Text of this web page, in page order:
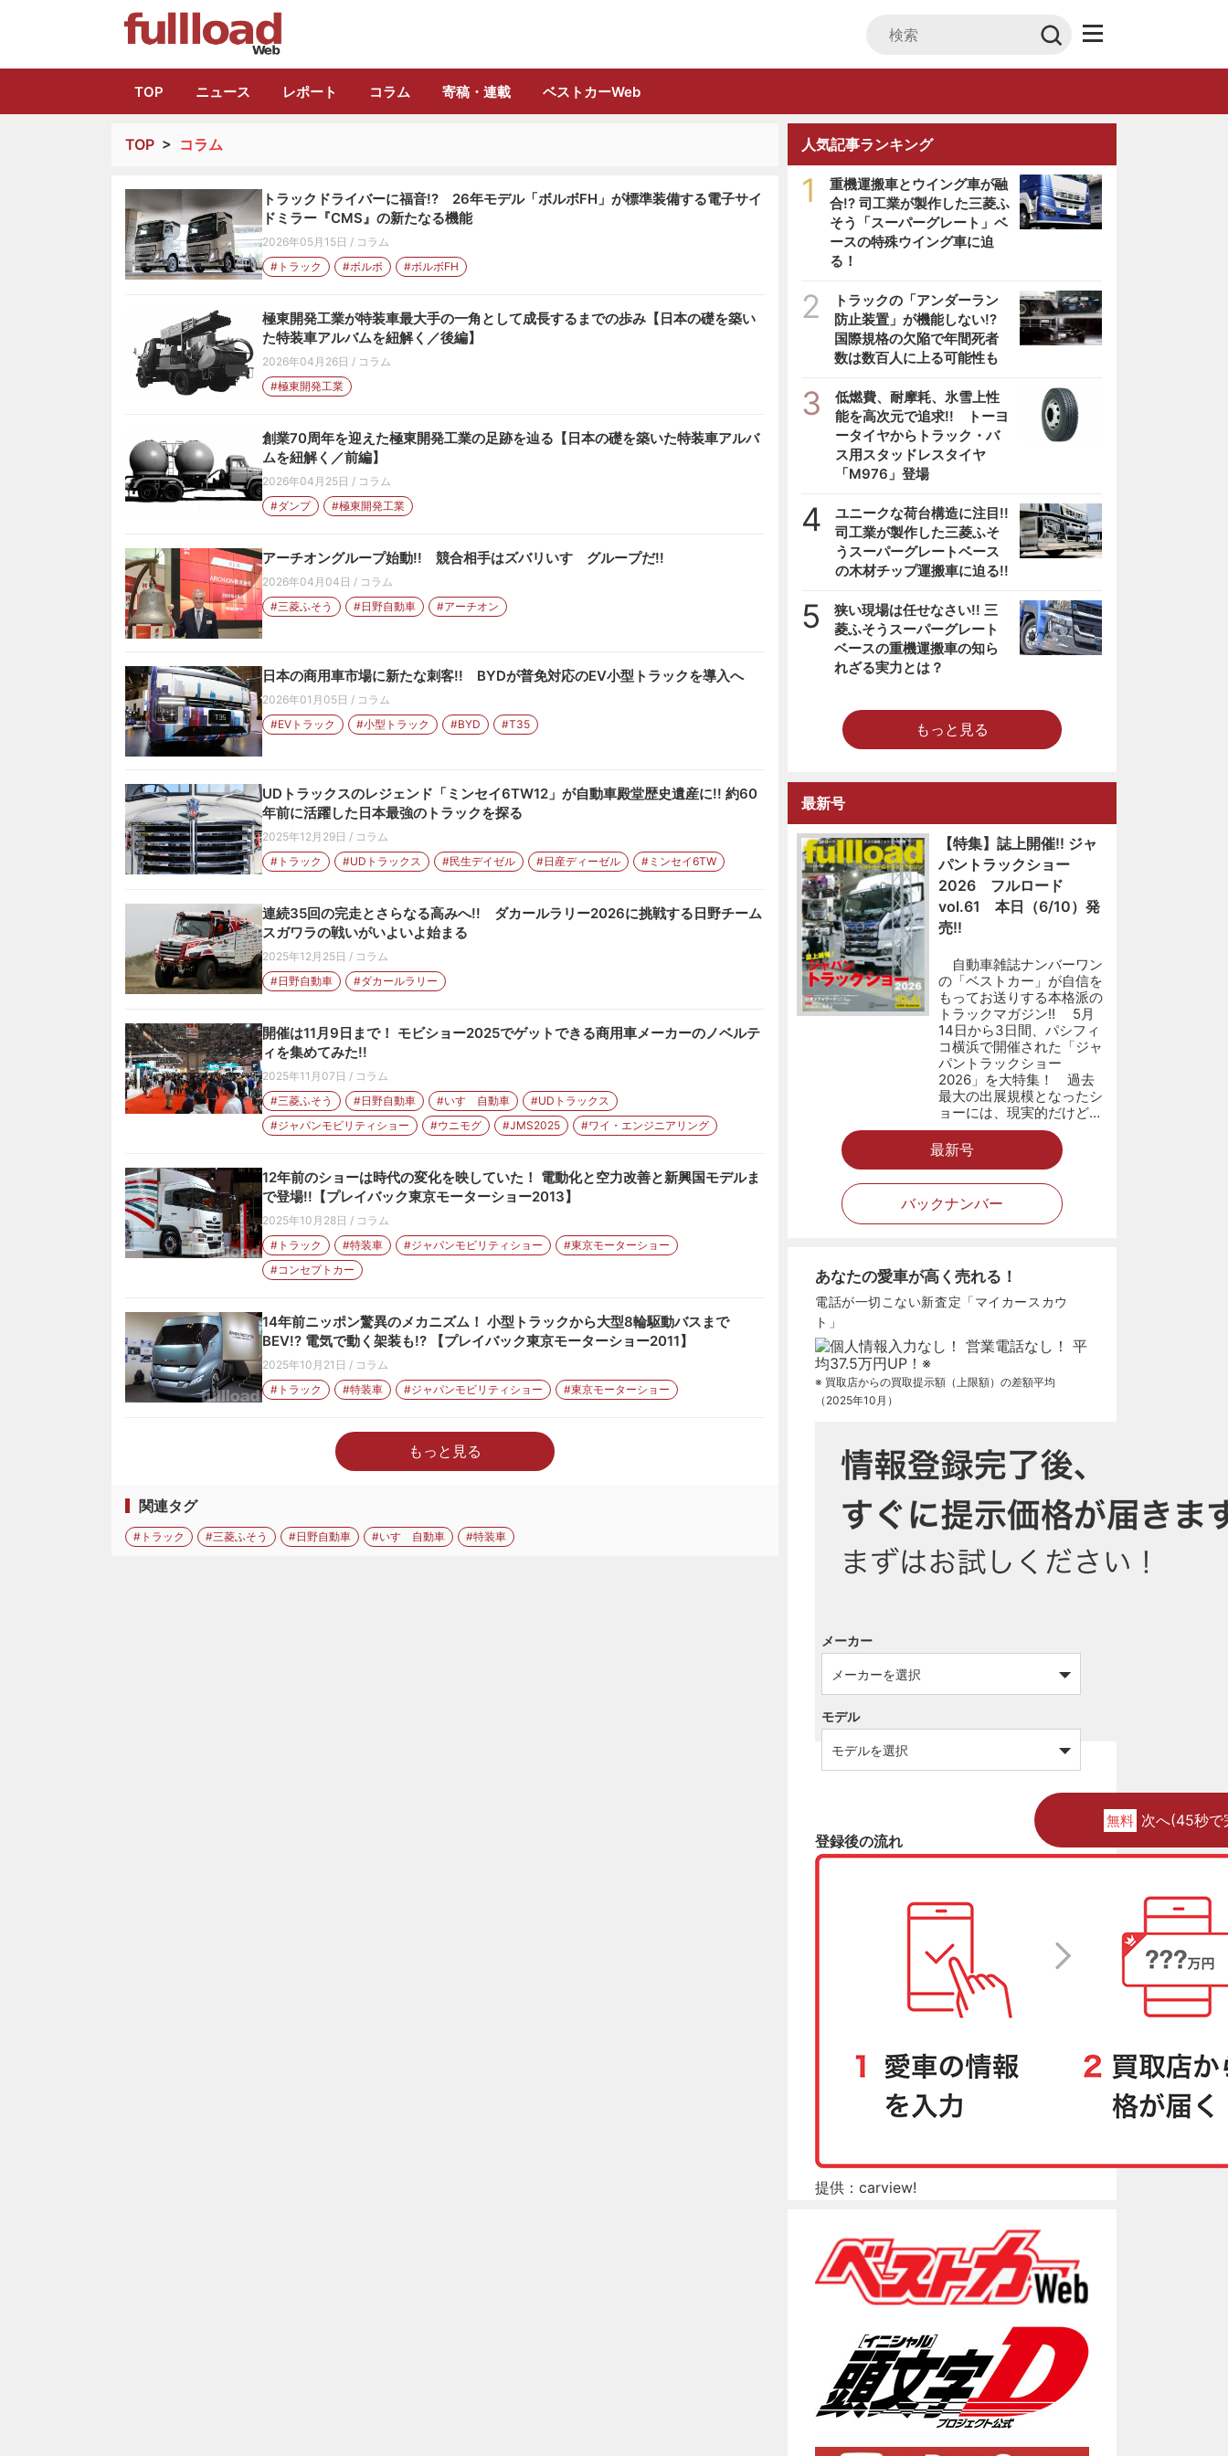
TOP ニュース レポート コラム 寄稿・連載 ベストカーWeb
TOP > コラム
トラックドライバーに福音!? 26年モデル「ボルボFH」が標準装備する電子サイ
ドミラー『CMS』の新たなる機能
2026年05月15日 / コラム
#トラック
#ボルボ #ボルボFH
極東開発工業が特装車最大手の一角として成長するまでの歩み【日本の礎を築い
た特装車アルバムを紐解く／後編】
2026年04月26日 / コラム
#極東開発工業
創業70周年を迎えた極東開発工業の足跡を辿る【日本の礎を築いた特装車アルバ
ムを紐解く／前編】
2026年04月25日 / コラム
#ダンプ
#極東開発工業
アーチオングループ始動!! 競合相手はズバリいすゞグループだ!!
2026年04月04日 / コラム
#三菱ふそう
#日野自動車 #アーチオン
日本の商用車市場に新たな刺客!! BYDが普免対応のEV小型トラックを導入へ
2026年01月05日 / コラム
#EVトラック
#小型トラック #BYD #T35
UDトラックスのレジェンド「ミンセイ6TW12」が自動車殿堂歴史遺産に!! 約60
年前に活躍した日本最強のトラックを探る
2025年12月29日 / コラム
#トラック
#UDトラックス #民生デイゼル #日産ディーゼル #ミンセイ6TW
連続35回の完走とさらなる高みへ!! ダカールラリー2026に挑戦する日野チーム
スガワラの戦いがいよいよ始まる
2025年12月25日 / コラム
#日野自動車
#ダカールラリー
開催は11月9日まで！ モビショー2025でゲットできる商用車メーカーのノベルテ
ィを集めてみた!!
2025年11月07日 / コラム
#三菱ふそう
#日野自動車 #いすゞ自動車
#UDトラックス
#ジャパンモビリティショー
#ウニモグ #JMS2025 #ワイ・エンジニアリング
12年前のショーは時代の変化を映していた！ 電動化と空力改善と新興国モデルま
で登場!!【プレイバック東京モーターショー2013】
2025年10月28日 / コラム
#トラック
#特装車 #ジャパンモビリティショー
#東京モーターショー
#コンセプトカー
14年前ニッポン驚異のメカニズム！ 小型トラックから大型8輪駆動バスまで
BEV!? 電気で動く架装も!? 【プレイバック東京モーターショー2011】
2025年10月21日 / コラム
#トラック
#特装車 #ジャパンモビリティショー #東京モーターショー
もっと見る
関連タグ
#トラック #三菱ふそう #日野自動車 #いすゞ自動車 #特装車
人気記事ランキング
1
重機運搬車とウイング車が融
合!? 司工業が製作した三菱ふ
そう「スーパーグレート」ベ
ースの特殊ウイング車に迫
る！
2
トラックの「アンダーラン
防止装置」が機能しない!?
国際規格の欠陥で年間死者
数は数百人に上る可能性も
3
低燃費、耐摩耗、氷雪上性
能を高次元で追求!! トーヨ
ータイヤからトラック・バ
ス用スタッドレスタイヤ
「M976」登場
4
ユニークな荷台構造に注目!!
司工業が製作した三菱ふそ
うスーパーグレートベース
の木材チップ運搬車に迫る!!
5
狭い現場は任せなさい!! 三
菱ふそうスーパーグレート
ベースの重機運搬車の知ら
れざる実力とは？
もっと見る
最新号
【特集】誌上開催!! ジャ
パントラックショー
2026 フルロード
vol.61 本日（6/10）発
売!!
自動車雑誌ナンバーワン
の「ベストカー」が自信を
もってお送りする本格派の
トラックマガジン!! 5月
14日から3日間、パシフィ
コ横浜で開催された「ジャ
パントラックショー
2026」を大特集！ 過去
最大の出展規模となったシ
ョーには、現実的だけど…
最新号
バックナンバー
あなたの愛車が高く売れる！
電話が一切こない新査定「マイカースカウ
ト」
※ 買取店からの買取提示額（上限額）の差額平均
（2025年10月）
メーカー
モデル
無料 次へ(45秒で
登録後の流れ
提供：carview!